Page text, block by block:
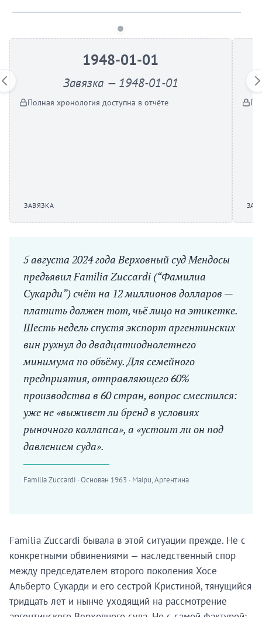
1948-01-01
Завязка — 1948-01-01
Полная хронология доступна в отчёте
ЗАВЯЗКА
5 августа 2024 года Верховный суд Мендосы
предъявил Familia Zuccardi (“Фамилиа
Сукарди”) счёт на 12 миллионов долларов —
платить должен тот, чьё лицо на этикетке.
Шесть недель спустя экспорт аргентинских
вин рухнул до двадцатиоднолетнего
минимума по объёму. Для семейного
предприятия, отправляющего 60%
производства в 60 стран, вопрос сместился:
уже не «выживет ли бренд в условиях
рыночного коллапса», а «устоит ли он под
давлением суда».
Familia Zuccardi · Основан 1963 · Maipu, Аргентина
Familia Zuccardi бывала в этой ситуации прежде. Не с
конкретными обвинениями — наследственный спор
между председателем второго поколения Хосе
Альберто Сукарди и его сестрой Кристиной, тянущийся
тридцать лет и нынче уходящий на рассмотрение